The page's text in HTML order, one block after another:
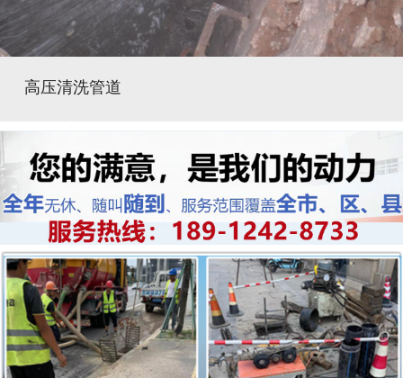
高压清洗管道